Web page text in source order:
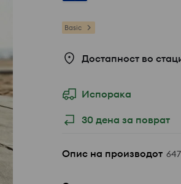
Basic
Достапност во
Испорака
30 дена за поврат
Опис на производот